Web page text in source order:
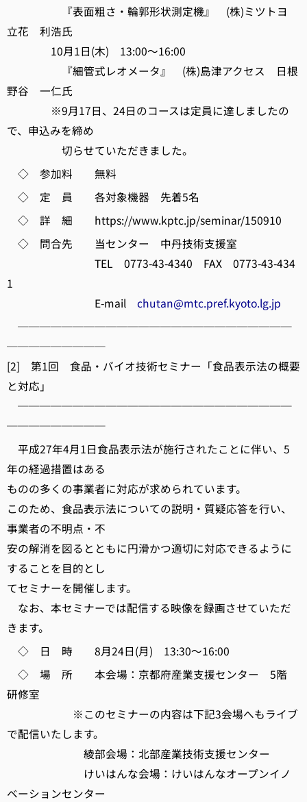
『表面粗さ・輪郭形状測定機』 (株)ミツトヨ
立花 利浩氏
10月1日(木) 13:00～16:00
『細管式レオメータ』 (株)島津アクセス 日根
野谷 一仁氏
※9月17日、24日のコースは定員に達しましたの
で、申込みを締め
切らせていただきました。
◇ 参加料 無料
◇ 定 員 各対象機器 先着5名
◇ 詳 細 https://www.kptc.jp/seminar/150910
◇ 問合先 当センター 中丹技術支援室
TEL 0773-43-4340 FAX 0773-43-434
1
E-mail chutan@mtc.pref.kyoto.lg.jp
─────────────────────────
─────────
[2] 第1回 食品・バイオ技術セミナー「食品表示法の概要
と対応」
─────────────────────────
─────────
平成27年4月1日食品表示法が施行されたことに伴い、5
年の経過措置はある
ものの多くの事業者に対応が求められています。
このため、食品表示法についての説明・質疑応答を行い、
事業者の不明点・不
安の解消を図るとともに円滑かつ適切に対応できるように
することを目的とし
てセミナーを開催します。
なお、本セミナーでは配信する映像を録画させていただ
きます。
◇ 日 時 8月24日(月) 13:30～16:00
◇ 場 所 本会場：京都府産業支援センター 5階
研修室
※このセミナーの内容は下記3会場へもライブ
で配信いたします。
綾部会場：北部産業技術支援センター
けいはんな会場：けいはんなオープンイノ
ベーションセンター